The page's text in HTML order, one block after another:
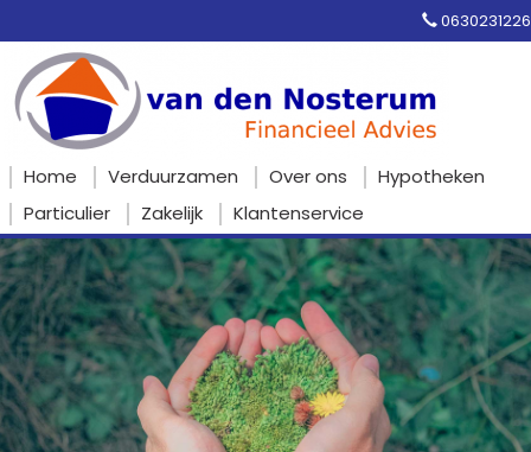
0630231226
Home Verduurzamen Over ons
Hypotheken
Particulier
Zakelijk Klantenservice